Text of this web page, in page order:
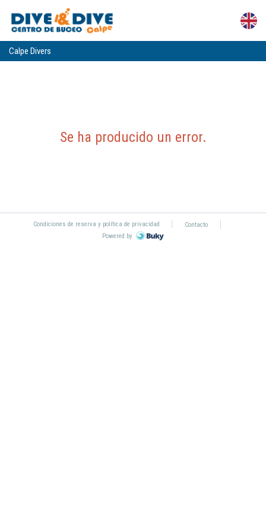
Calpe Divers
Se ha producido un error.
Condiciones de reserva y política de privacidad
Contacto
Powered by